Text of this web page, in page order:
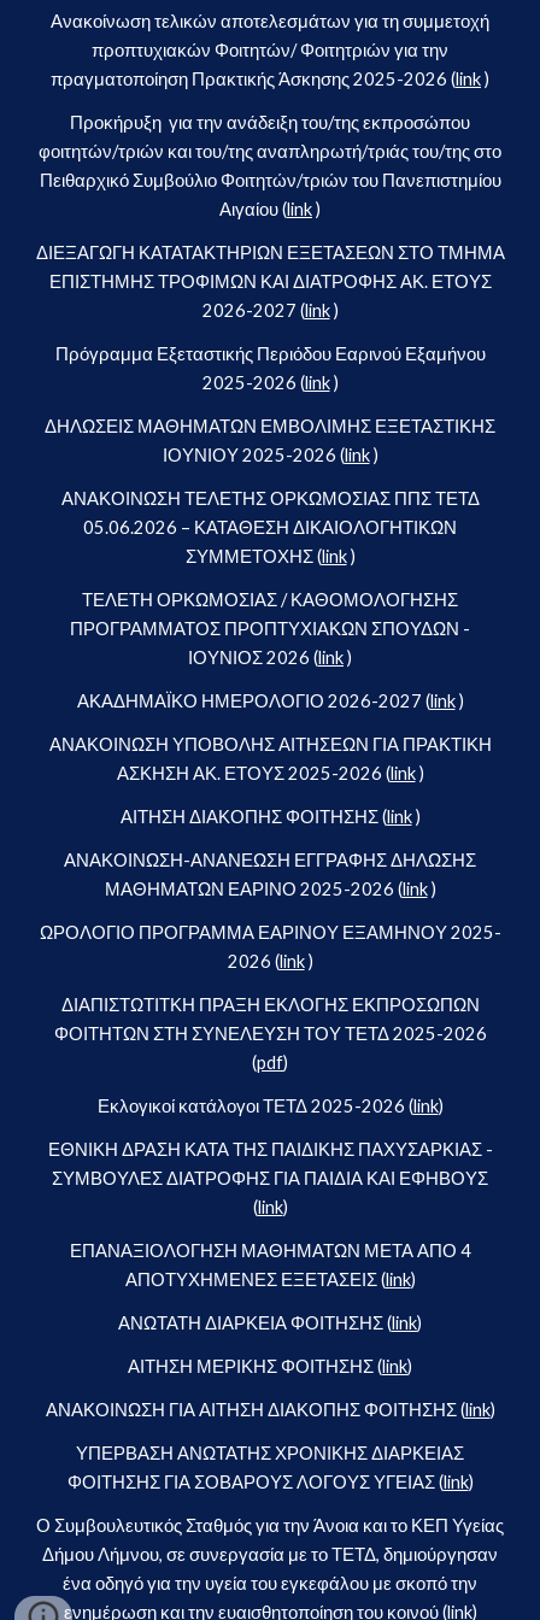
Ανακοίνωση τελικών αποτελεσμάτων για τη συμμετοχή
προπτυχιακών Φοιτητών/ Φοιτητριών για την
πραγματοποίηση Πρακτικής Άσκησης 2025-2026 (link)
Προκήρυξη για την ανάδειξη του/της εκπροσώπου
φοιτητών/τριών και του/της αναπληρωτή/τριάς του/της στο
Πειθαρχικό Συμβούλιο Φοιτητών/τριών του Πανεπιστημίου
Αιγαίου (link)
ΔΙΕΞΑΓΩΓΗ ΚΑΤΑΤΑΚΤΗΡΙΩΝ ΕΞΕΤΑΣΕΩΝ ΣΤΟ ΤΜΗΜΑ
ΕΠΙΣΤΗΜΗΣ ΤΡΟΦΙΜΩΝ ΚΑΙ ΔΙΑΤΡΟΦΗΣ ΑΚ. ΕΤΟΥΣ
2026-2027 (link )
Πρόγραμμα Εξεταστικής Περιόδου Εαρινού Εξαμήνου
2025-2026 (link )
ΔΗΛΩΣΕΙΣ ΜΑΘΗΜΑΤΩΝ ΕΜΒΟΛΙΜΗΣ ΕΞΕΤΑΣΤΙΚΗΣ
ΙΟΥΝΙΟΥ 2025-2026 (link )
ΑΝΑΚΟΙΝΩΣΗ ΤΕΛΕΤΗΣ ΟΡΚΩΜΟΣΙΑΣ ΠΠΣ ΤΕΤΔ
05.06.2026 – ΚΑΤΑΘΕΣΗ ΔΙΚΑΙΟΛΟΓΗΤΙΚΩΝ
ΣΥΜΜΕΤΟΧΗΣ (link )
ΤΕΛΕΤΗ ΟΡΚΩΜΟΣΙΑΣ / ΚΑΘΟΜΟΛΟΓΗΣΗΣ
ΠΡΟΓΡΑΜΜΑΤΟΣ ΠΡΟΠΤΥΧΙΑΚΩΝ ΣΠΟΥΔΩΝ -
ΙΟΥΝΙΟΣ 2026 (link)
ΑΚΑΔΗΜΑΪΚΟ ΗΜΕΡΟΛΟΓΙΟ 2026-2027 (link )
ΑΝΑΚΟΙΝΩΣΗ ΥΠΟΒΟΛΗΣ ΑΙΤΗΣΕΩΝ ΓΙΑ ΠΡΑΚΤΙΚΗ
ΑΣΚΗΣΗ ΑΚ. ΕΤΟΥΣ 2025-2026 (link )
ΑΙΤΗΣΗ ΔΙΑΚΟΠΗΣ ΦΟΙΤΗΣΗΣ (link )
ΑΝΑΚΟΙΝΩΣΗ-ΑΝΑΝΕΩΣΗ ΕΓΓΡΑΦΗΣ ΔΗΛΩΣΗΣ
ΜΑΘΗΜΑΤΩΝ ΕΑΡΙΝΟ 2025-2026 (link )
ΩΡΟΛΟΓΙΟ ΠΡΟΓΡΑΜΜΑ ΕΑΡΙΝΟΥ ΕΞΑΜΗΝΟΥ 2025-
2026 (link )
ΔΙΑΠΙΣΤΩΤΙΤΚΗ ΠΡΑΞΗ ΕΚΛΟΓΗΣ ΕΚΠΡΟΣΩΠΩΝ
ΦΟΙΤΗΤΩΝ ΣΤΗ ΣΥΝΕΛΕΥΣΗ ΤΟΥ ΤΕΤΔ 2025-2026
(pdf)
Εκλογικοί κατάλογοι ΤΕΤΔ 2025-2026 (link)
ΕΘΝΙΚΗ ΔΡΑΣΗ ΚΑΤΑ ΤΗΣ ΠΑΙΔΙΚΗΣ ΠΑΧΥΣΑΡΚΙΑΣ -
ΣΥΜΒΟΥΛΕΣ ΔΙΑΤΡΟΦΗΣ ΓΙΑ ΠΑΙΔΙΑ ΚΑΙ ΕΦΗΒΟΥΣ
(link)
ΕΠΑΝΑΞΙΟΛΟΓΗΣΗ ΜΑΘΗΜΑΤΩΝ ΜΕΤΑ ΑΠΟ 4
ΑΠΟΤΥΧΗΜΕΝΕΣ ΕΞΕΤΑΣΕΙΣ (link)
ΑΝΩΤΑΤΗ ΔΙΑΡΚΕΙΑ ΦΟΙΤΗΣΗΣ (link)
ΑΙΤΗΣΗ ΜΕΡΙΚΗΣ ΦΟΙΤΗΣΗΣ (link)
ΑΝΑΚΟΙΝΩΣΗ ΓΙΑ ΑΙΤΗΣΗ ΔΙΑΚΟΠΗΣ ΦΟΙΤΗΣΗΣ (link)
ΥΠΕΡΒΑΣΗ ΑΝΩΤΑΤΗΣ ΧΡΟΝΙΚΗΣ ΔΙΑΡΚΕΙΑΣ
ΦΟΙΤΗΣΗΣ ΓΙΑ ΣΟΒΑΡΟΥΣ ΛΟΓΟΥΣ ΥΓΕΙΑΣ (link)
Ο Συμβουλευτικός Σταθμός για την Άνοια και το ΚΕΠ Υγείας
Δήμου Λήμνου, σε συνεργασία με το ΤΕΤΔ, δημιούργησαν
ένα οδηγό για την υγεία του εγκεφάλου με σκοπό την
ενημέρωση και την ευαισθητοποίηση του κοινού (link)